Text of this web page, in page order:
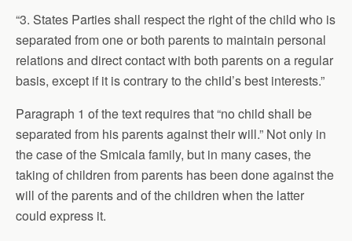
“3. States Parties shall respect the right of the child who is
separated from one or both parents to maintain personal
relations and direct contact with both parents on a regular
basis, except if it is contrary to the child’s best interests.”
Paragraph 1 of the text requires that “no child shall be
separated from his parents against their will.” Not only in
the case of the Smicala family, but in many cases, the
taking of children from parents has been done against the
will of the parents and of the children when the latter
could express it.